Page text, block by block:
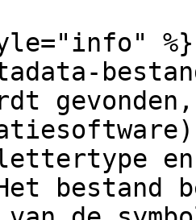
%}
lettertype
bestand